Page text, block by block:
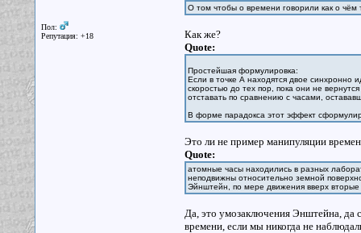
Пол:
Репутация: +18
О том чтобы о времени говорили как о
Как же?
Quote:
Простейшая формулировка:
Если в точке А находятся двое синхронно
скоростью до тех пор, пока они не
отставать по сравнению с часами,
В форме парадокса этот эффект
Это ли не пример манипуляции
Quote:
атомные часы находились в разных
неподвижны относительно земной
Эйнштейн, по мере движения вверх вторые
Да, это умозаключения Энштейна, да
времени, если мы никогда не